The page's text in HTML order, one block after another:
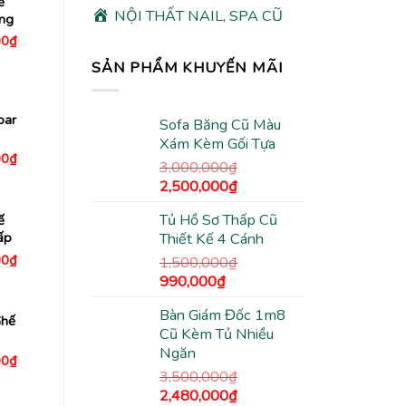
NỘI THẤT NAIL, SPA CŨ
SẢN PHẨM KHUYẾN MÃI
Sofa Băng Cũ Màu
Xám Kèm Gối Tựa
3,000,000₫
Giá
là:
3,000,000₫.
2,500,000₫Giá
tại
là:
2,500,000₫.
Tủ Hồ Sơ Thấp Cũ
Thiết Kế 4 Cánh
1,500,000₫
Giá
là:
1,500,000₫.
990,000₫Giá
tại
là:
Bàn Giám Đốc 1m8
Cũ Kèm Tủ Nhiều
Ngăn
3,500,000₫
Giá
2,480,000₫Giá
₫Giá
₫Giá
₫Giá
₫Giá